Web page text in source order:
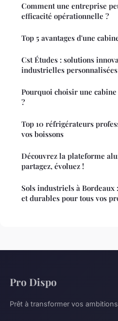
Comment une entreprise
efficacité opérationnelle ?
Top 5 avantages d'une
Cst Études : solutions
industrielles personnalisées
Pourquoi choisir une cabine
?
Top 10 réfrigérateurs
vos boissons
Découvrez la plateforme
partagez, évoluez !
Sols industriels à
et durables pour tous vos
Pro Dispo
Prêt à transformer vos